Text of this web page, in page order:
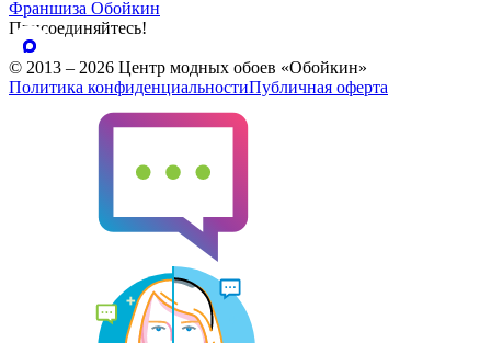
Франшиза Обойкин
Присоединяйтесь!
© 2013 – 2026 Центр модных обоев «Обойкин»
Политика конфиденциальностиПубличная оферта